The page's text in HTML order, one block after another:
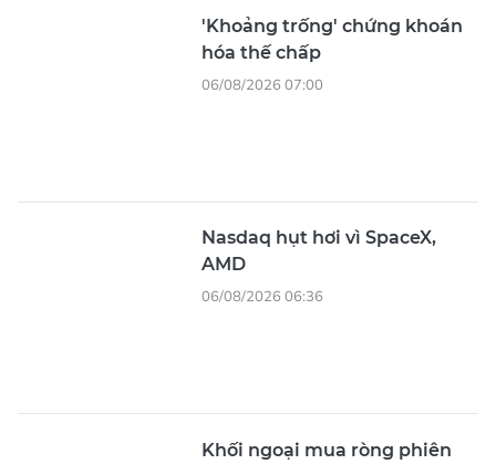
'Khoảng trống' chứng khoán
hóa thế chấp
06/08/2026 07:00
Nasdaq hụt hơi vì SpaceX,
AMD
06/08/2026 06:36
Khối ngoại mua ròng phiên